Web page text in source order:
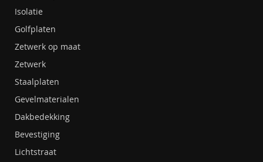
Isolatie
Golfplaten
Zetwerk op maat
Zetwerk
Staalplaten
Gevelmaterialen
Dakbedekking
Bevestiging
Lichtstraat